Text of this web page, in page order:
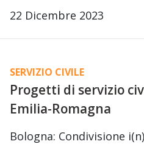
22 Dicembre 2023
SERVIZIO CIVILE
Progetti di servizio
Emilia-Romagna
Bologna: Condivisione